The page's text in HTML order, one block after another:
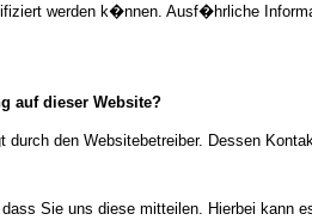
werden k�nnen. Ausf�hrliche
auf dieser Website?
durch den Websitebetreiber. Dessen
dass Sie uns diese mitteilen. Hierbei